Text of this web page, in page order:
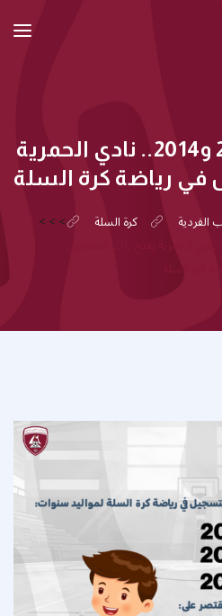
مواليد 2012 و2013 و2014.. نادي الحمرية
في رياضة كرة السلة
> الفردية > كرة السلة
>
كرة السلة